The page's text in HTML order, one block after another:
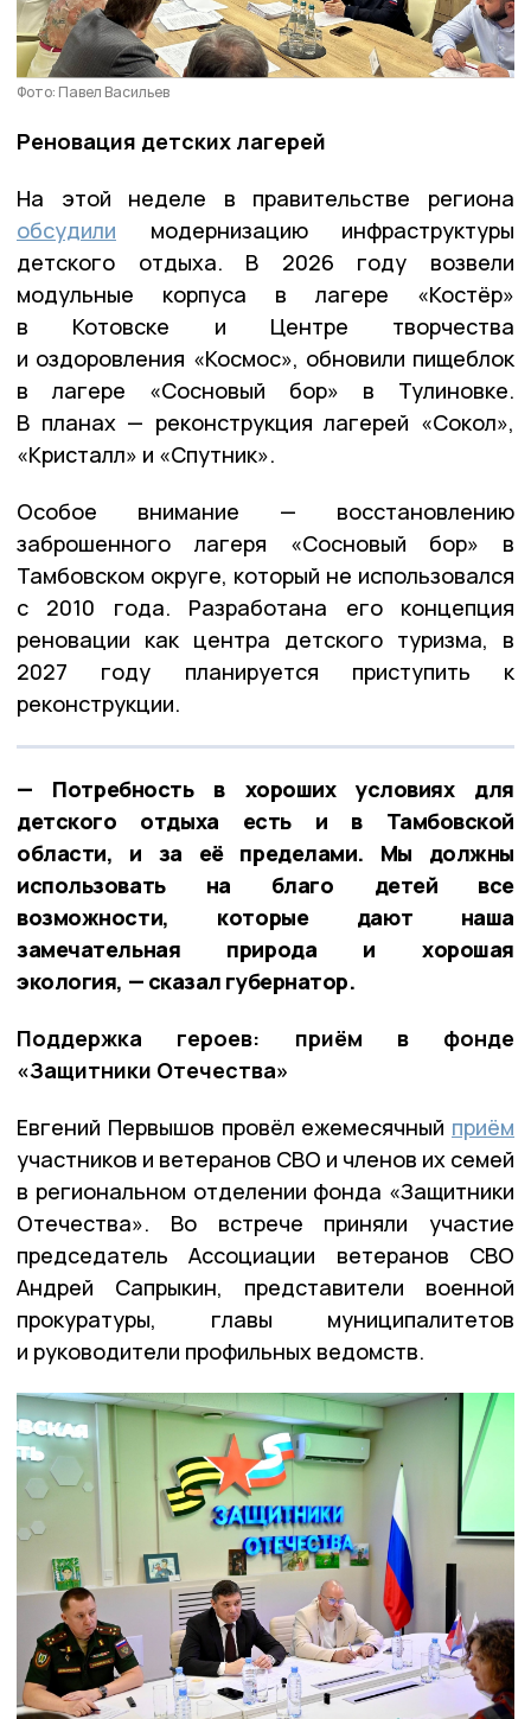
Фото: Павел Васильев
Реновация детских лагерей
На этой неделе в правительстве региона
обсудили модернизацию инфраструктуры
детского отдыха. В 2026 году возвели
модульные корпуса в лагере «Костёр»
в Котовске и Центре творчества
и оздоровления «Космос», обновили пищеблок
в лагере «Сосновый бор» в Тулиновке.
В планах — реконструкция лагерей «Сокол»,
«Кристалл» и «Спутник».
Особое внимание — восстановлению
заброшенного лагеря «Сосновый бор» в
Тамбовском округе, который не использовался
с 2010 года. Разработана его концепция
реновации как центра детского туризма, в
2027 году планируется приступить к
реконструкции.
— Потребность в хороших условиях для
детского отдыха есть и в Тамбовской
области, и за её пределами. Мы должны
использовать на благо детей все
возможности, которые дают наша
замечательная природа и хорошая
экология, — сказал губернатор.
Поддержка героев: приём в фонде
«Защитники Отечества»
Евгений Первышов провёл ежемесячный приём
участников и ветеранов СВО и членов их семей
в региональном отделении фонда «Защитники
Отечества». Во встрече приняли участие
председатель Ассоциации ветеранов СВО
Андрей Сапрыкин, представители военной
прокуратуры, главы муниципалитетов
и руководители профильных ведомств.